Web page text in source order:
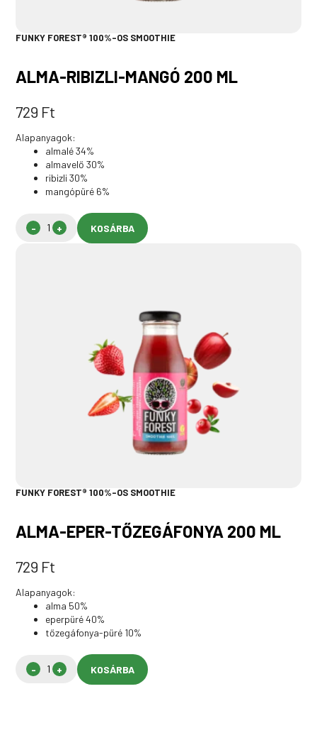
FUNKY FOREST® 100%-OS SMOOTHIE
ALMA-RIBIZLI-MANGÓ 200 ML
729 Ft
Alapanyagok:
almalé 34%
almavelő 30%
ribizli 30%
mangópüré 6%
KOSÁRBA
FUNKY FOREST® 100%-OS SMOOTHIE
ALMA-EPER-TŐZEGÁFONYA 200 ML
729 Ft
Alapanyagok:
alma 50%
eperpüré 40%
tőzegáfonya-püré 10%
KOSÁRBA